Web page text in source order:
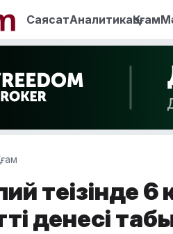
СаясатАналитикаҚоғам
теңізінде
денесі